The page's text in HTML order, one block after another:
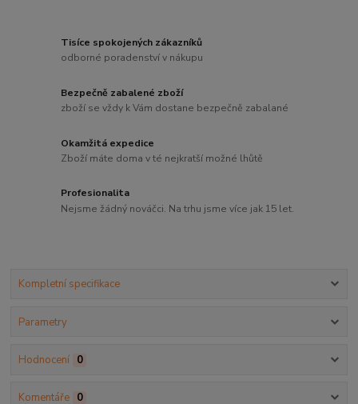
Tisíce spokojených zákazníků
odborné poradenství v nákupu
Bezpečně zabalené zboží
zboží se vždy k Vám dostane bezpečně zabalané
Okamžitá expedice
Zboží máte doma v té nejkratší možné lhůtě
Profesionalita
Nejsme žádný nováčci. Na trhu jsme více jak 15 let.
Kompletní specifikace
Parametry
Hodnocení 0
Komentáře 0